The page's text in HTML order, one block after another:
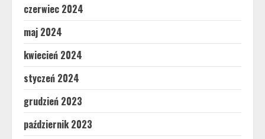
czerwiec 2024
maj 2024
kwiecień 2024
styczeń 2024
grudzień 2023
październik 2023